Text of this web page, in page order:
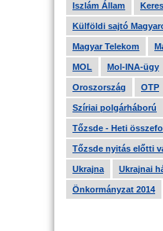
Iszlám Állam
Külföldi sajtó
Magyar Telekom
MOL Mol-INA-ügy
Oroszország OTP
Szíriai polgárháború
Tőzsde - Heti
Tőzsde nyitás előtti
Ukrajna Ukrajnai
Önkormányzat 2014